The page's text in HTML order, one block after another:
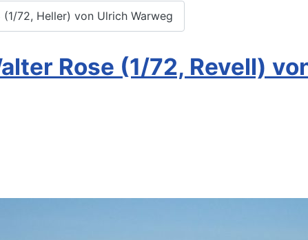
72, Heller) von Ulrich Warweg
Rose (1/72, Revell)